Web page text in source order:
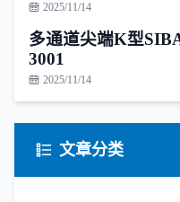
2025/11/14
多通道尖端K型
3001
2025/11/14
文章分类